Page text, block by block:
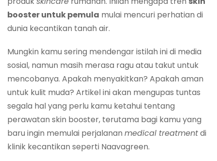
booster untuk pemula mulai mencuri perhatian di
dunia kecantikan tanah air.
Mungkin kamu sering mendengar istilah ini di media
sosial, namun masih merasa ragu atau takut untuk
mencobanya. Apakah menyakitkan? Apakah aman
untuk kulit muda? Artikel ini akan mengupas tuntas
segala hal yang perlu kamu ketahui tentang
perawatan skin booster, terutama bagi kamu yang
baru ingin memulai perjalanan medical treatmentdi
klinik kecantikan seperti Naavagreen.